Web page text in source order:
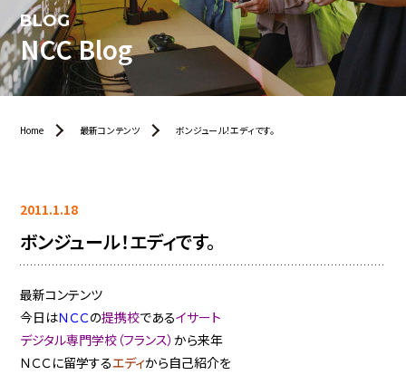
BLOG
NCC Blog
Home 最新コンテンツ ボンジュール！エディです。
2011.1.18
ボンジュール！エディです。
最新コンテンツ
今日はＮＣＣの提携校であるイサート
デジタル専門学校（フランス）から来年
ＮＣＣに留学するエディから自己紹介を